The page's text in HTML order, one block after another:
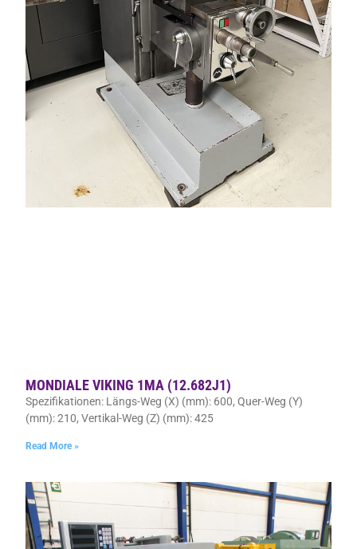
MONDIALE VIKING 1MA (12.682J1)
Spezifikationen: Längs-Weg (X) (mm): 600, Quer-Weg (Y)
(mm): 210, Vertikal-Weg (Z) (mm): 425
Read More »